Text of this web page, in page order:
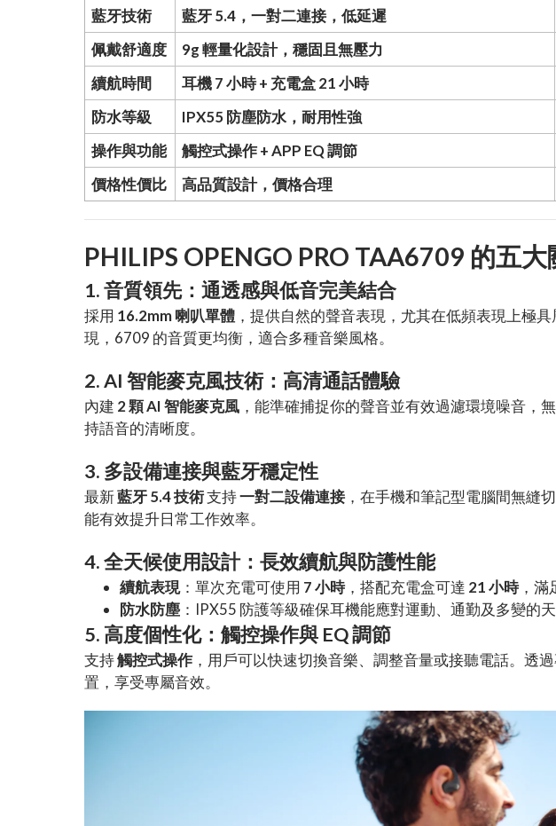
藍牙技術
藍牙 5.4，一對二連接，低延遲
佩戴舒適度
9g 輕量化設計，穩固且無壓力
續航時間
耳機 7 小時 + 充電盒 21 小時
防水等級
IPX55 防塵防水，耐用性強
操作與功能
觸控式操作 + APP EQ 調節
價格性價比
高品質設計，價格合理
PHILIPS OPENGO PRO TAA6709 的五
1. 音質領先：通透感與低音完美結合
採用 16.2mm 喇叭單體 ，提供自然的聲音表現，尤其在低頻表現上極
現，6709 的音質更均衡，適合多種音樂風格。
2. AI 智能麥克風技術：高清通話體驗
內建 2 顆 AI 智能麥克風 ，能準確捕捉你的聲音並有效過濾環境噪音，
持語音的清晰度。
3. 多設備連接與藍牙穩定性
最新藍牙 5.4 技術支持一對二設備連接 ，在手機和筆記型電腦間無縫
能有效提升日常工作效率。
4. 全天候使用設計：長效續航與防護性能
續航表現：單次充電可使用 7 小時，搭配充電盒可達 21 小時，滿
防水防塵 ：IPX55 防護等級確保耳機能應對運動、通勤及多變的天
5. 高度個性化：觸控操作與 EQ 調節
支持觸控式操作，用戶可以快速切換音樂、調整音量或接聽電話。透
置，享受專屬音效。